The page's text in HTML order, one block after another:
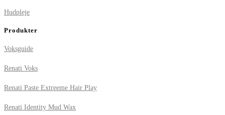
Hudpleje
Produkter
Voksguide
Renati Voks
Renati Paste Extreeme Hair Play
Renati Identity Mud Wax